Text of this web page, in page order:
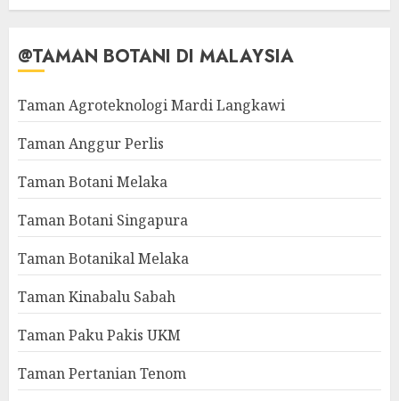
@TAMAN BOTANI DI MALAYSIA
Taman Agroteknologi Mardi Langkawi
Taman Anggur Perlis
Taman Botani Melaka
Taman Botani Singapura
Taman Botanikal Melaka
Taman Kinabalu Sabah
Taman Paku Pakis UKM
Taman Pertanian Tenom